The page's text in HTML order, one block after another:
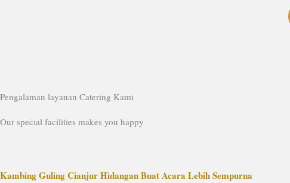
Pengalaman layanan Catering Kami
Our special facilities makes you happy
Kambing Guling Cianjur Hidangan Buat Acara Lebih Sempurna